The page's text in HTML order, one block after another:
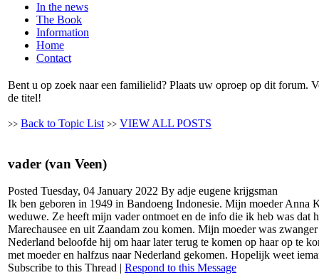
In the news
The Book
Information
Home
Contact
Bent u op zoek naar een familielid? Plaats uw oproep op dit forum.
de titel!
>> Back to Topic List >> VIEW ALL POSTS
vader (van Veen)
Posted Tuesday, 04 January 2022 By adje eugene krijgsman
Ik ben geboren in 1949 in Bandoeng Indonesie. Mijn moeder Anna
weduwe. Ze heeft mijn vader ontmoet en de info die ik heb was dat
Marechausee en uit Zaandam zou komen. Mijn moeder was
Nederland beloofde hij om haar later terug te komen op haar op te
met moeder en halfzus naar Nederland gekomen. Hopelijk weet
Subscribe to this Thread | Respond to this Message